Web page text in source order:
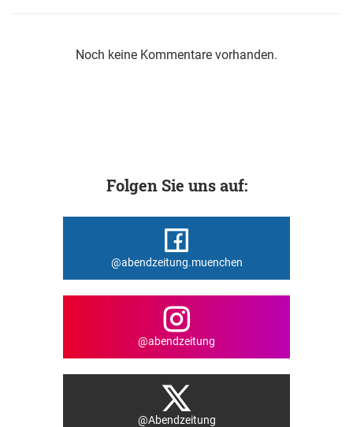
Noch keine Kommentare vorhanden.
Folgen Sie uns auf:
@abendzeitung.muenchen
@abendzeitung
@Abendzeitung